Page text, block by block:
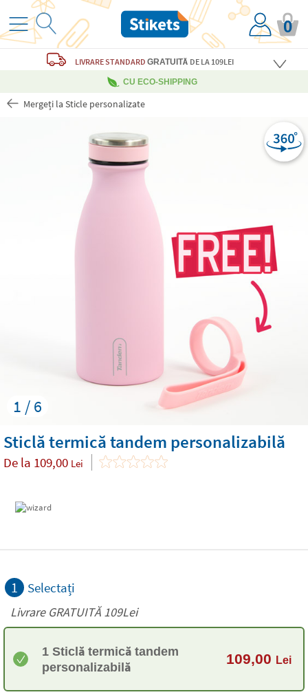
0
LIVRARE STANDARD GRATUITĂ DE LA 109LEI
CU ECO-SHIPPING
Mergeți la Sticle personalizate
1 / 6
Sticlă termică tandem personalizabilă
De la 109,00 Lei
1 Selectați
Livrare GRATUITĂ 109Lei
1 Sticlă termică tandem
personalizabilă
109,00 Lei